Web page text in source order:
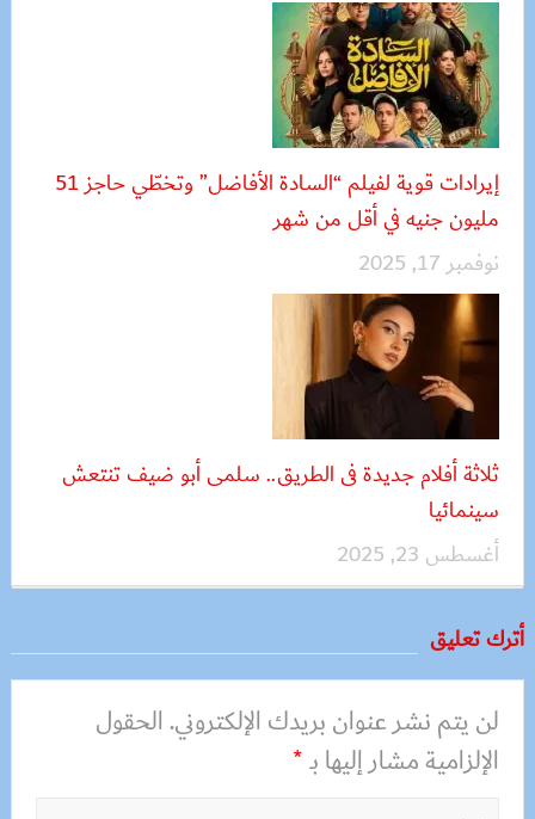
إيرادات قوية لفيلم “السادة الأفاضل” وتخطّي حاجز 51
مليون جنيه في أقل من شهر
نوفمبر 17, 2025
ثلاثة أفلام جديدة فى الطريق.. سلمى أبو ضيف تنتعش
سينمائيا
أغسطس 23, 2025
أترك تعليق
لن يتم نشر عنوان بريدك الإلكتروني.الحقول
الإلزامية مشار إليها بـ*